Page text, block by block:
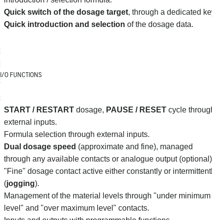
Quick switch of the dosage target, through a dedicated
Quick introduction and selection of the dosage data.
I/O FUNCTIONS
START / RESTART dosage, PAUSE / RESET cycle
external inputs.
Formula selection through external inputs.
Dual dosage speed (approximate and fine), managed
through any available contacts or analogue output
"Fine" dosage contact active either constantly or
(jogging).
Management of the material levels through "under minimum
level" and "over maximum level" contacts.